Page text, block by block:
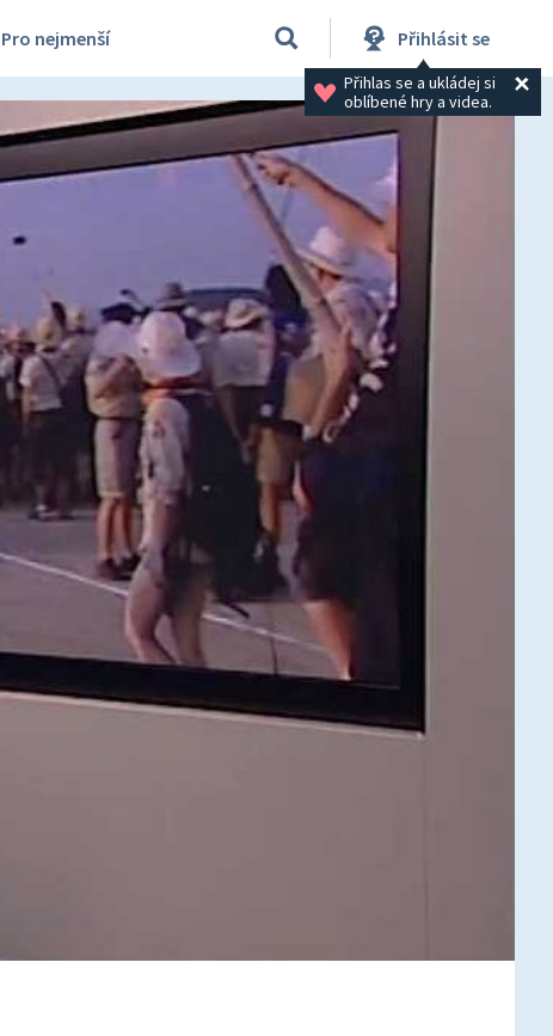
Pro nejmenší Přihlásit se
Přihlas se a ukládej si
oblíbené hry a videa.